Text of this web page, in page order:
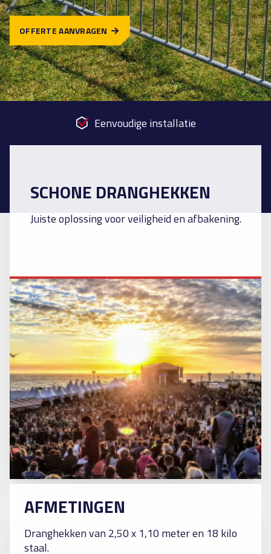
OFFERTE AANVRAGEN
Eenvoudige installatie
SCHONE DRANGHEKKEN
Juiste oplossing voor veiligheid en afbakening.
AFMETINGEN
Dranghekken van 2,50 x 1,10 meter en 18 kilo
staal.